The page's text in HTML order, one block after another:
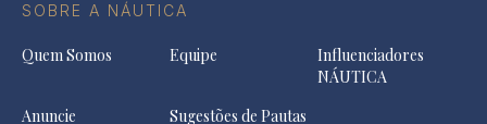
SOBRE A NÁUTICA
Quem Somos Equipe
Influenciadores
NÁUTICA
Anuncie
Sugestões de Pautas